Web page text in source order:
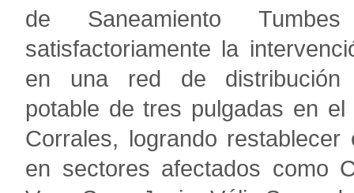
de Saneamiento Tumbes
satisfactoriamente la
en una red de
potable de tres pulgadas en el
Corrales, logrando restablecer
en sectores afectados como